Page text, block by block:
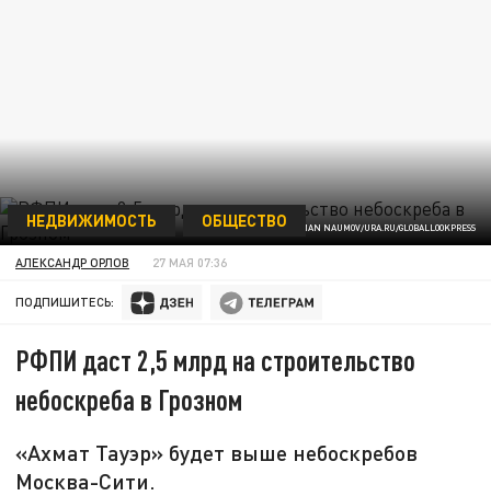
ROMAN NAUMOV/URA.RU/GLOBALLOOKPRESS
НЕДВИЖИМОСТЬ ОБЩЕСТВО
АЛЕКСАНДР ОРЛОВ 27 МАЯ 07:36
ПОДПИШИТЕСЬ:
РФПИ даст 2,5 млрд на строительство
небоскреба в Грозном
«Ахмат Тауэр» будет выше небоскребов
Москва-Сити.